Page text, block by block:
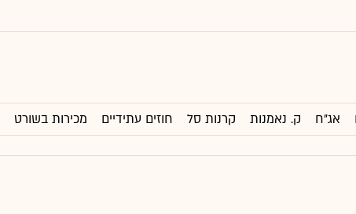
אג"ח ק. נאמנות קרנות סל חוזים עתידיים מכירות בשורט